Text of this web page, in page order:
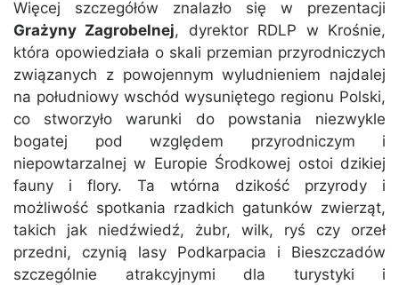
Więcej szczegółów znalazło się w prezentacji
Grażyny Zagrobelnej, dyrektor RDLP w Krośnie,
która opowiedziała o skali przemian przyrodniczych
związanych z powojennym wyludnieniem najdalej
na południowy wschód wysuniętego regionu Polski,
co stworzyło warunki do powstania niezwykle
bogatej pod względem przyrodniczym i
niepowtarzalnej w Europie Środkowej ostoi dzikiej
fauny i flory. Ta wtórna dzikość przyrody i
możliwość spotkania rzadkich gatunków zwierząt,
takich jak niedźwiedź, żubr, wilk, ryś czy orzeł
przedni, czynią lasy Podkarpacia i Bieszczadów
szczególnie atrakcyjnymi dla turystyki i